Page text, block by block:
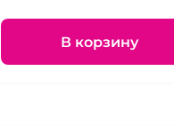
В корзину